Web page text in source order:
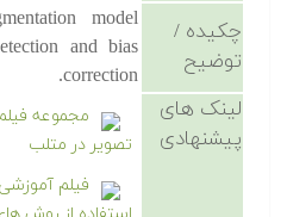
چکیده /
توضیح
model
and bias
correction.
لینک های
پیشنهادی
مجموعه
تصویر در متلب
فیلم